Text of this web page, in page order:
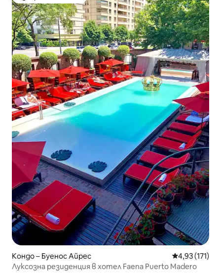
Кондо – Буенос Айрес Средна
4,93 (171)
Луксозна резиденция в хотел Faena Puerto Madero